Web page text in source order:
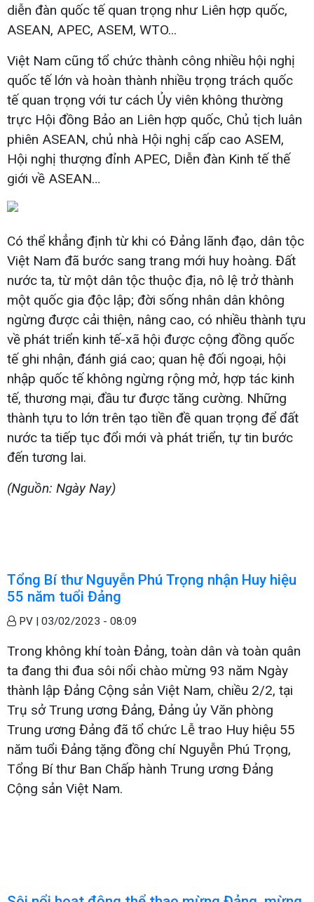
diễn đàn quốc tế quan trọng như Liên hợp quốc,
ASEAN, APEC, ASEM, WTO...
Việt Nam cũng tổ chức thành công nhiều hội nghị
quốc tế lớn và hoàn thành nhiều trọng trách quốc
tế quan trọng với tư cách Ủy viên không thường
trực Hội đồng Bảo an Liên hợp quốc, Chủ tịch luân
phiên ASEAN, chủ nhà Hội nghị cấp cao ASEM,
Hội nghị thượng đỉnh APEC, Diễn đàn Kinh tế thế
giới về ASEAN…
Có thể khẳng định từ khi có Đảng lãnh đạo, dân tộc
Việt Nam đã bước sang trang mới huy hoàng. Đất
nước ta, từ một dân tộc thuộc địa, nô lệ trở thành
một quốc gia độc lập; đời sống nhân dân không
ngừng được cải thiện, nâng cao, có nhiều thành tựu
về phát triển kinh tế-xã hội được cộng đồng quốc
tế ghi nhận, đánh giá cao; quan hệ đối ngoại, hội
nhập quốc tế không ngừng rộng mở, hợp tác kinh
tế, thương mại, đầu tư được tăng cường. Những
thành tựu to lớn trên tạo tiền đề quan trọng để đất
nước ta tiếp tục đổi mới và phát triển, tự tin bước
đến tương lai.
(Nguồn: Ngày Nay)
Tổng Bí thư Nguyễn Phú Trọng nhận Huy hiệu
55 năm tuổi Đảng
PV | 03/02/2023 - 08:09
Trong không khí toàn Đảng, toàn dân và toàn quân
ta đang thi đua sôi nổi chào mừng 93 năm Ngày
thành lập Đảng Cộng sản Việt Nam, chiều 2/2, tại
Trụ sở Trung ương Đảng, Đảng ủy Văn phòng
Trung ương Đảng đã tổ chức Lễ trao Huy hiệu 55
năm tuổi Đảng tặng đồng chí Nguyễn Phú Trọng,
Tổng Bí thư Ban Chấp hành Trung ương Đảng
Cộng sản Việt Nam.